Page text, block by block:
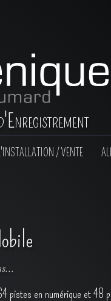
/ VENTE
pistes en numérique et 48